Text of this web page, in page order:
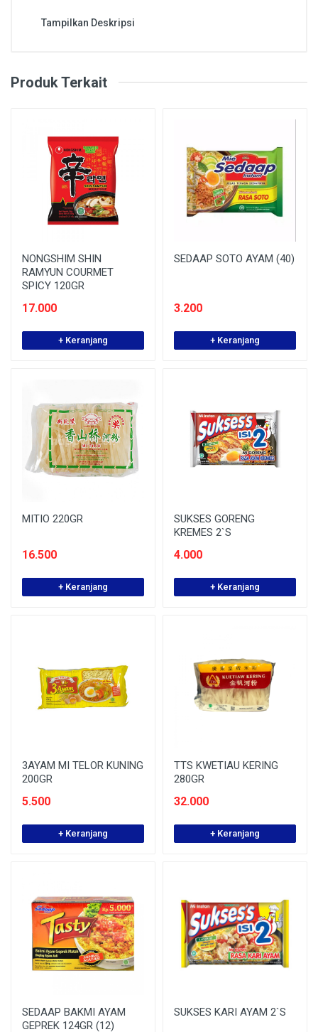
Tampilkan Deskripsi
Produk Terkait
NONGSHIM SHIN
RAMYUN COURMET
SPICY 120GR
17.000
+ Keranjang
SEDAAP SOTO AYAM (40)
3.200
+ Keranjang
MITIO 220GR
16.500
+ Keranjang
SUKSES GORENG
KREMES 2`S
4.000
+ Keranjang
3AYAM MI TELOR KUNING
200GR
5.500
+ Keranjang
TTS KWETIAU KERING
280GR
32.000
+ Keranjang
SEDAAP BAKMI AYAM
GEPREK 124GR (12)
SUKSES KARI AYAM 2`S